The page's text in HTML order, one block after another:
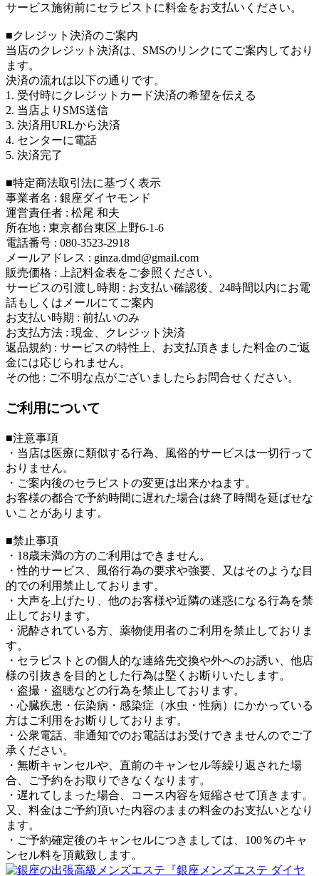
サービス施術前にセラピストに料金をお支払いください。
■クレジット決済のご案内
当店のクレジット決済は、SMSのリンクにてご案内しており
ます。
決済の流れは以下の通りです。
1. 受付時にクレジットカード決済の希望を伝える
2. 当店よりSMS送信
3. 決済用URLから決済
4. センターに電話
5. 決済完了
■特定商法取引法に基づく表示
事業者名 : 銀座ダイヤモンド
運営責任者 : 松尾 和夫
所在地 : 東京都台東区上野6-1-6
電話番号 : 080-3523-2918
メールアドレス : ginza.dmd@gmail.com
販売価格 : 上記料金表をご参照ください。
サービスの引渡し時期 : お支払い確認後、24時間以内にお電
話もしくはメールにてご案内
お支払い時期 : 前払いのみ
お支払方法 : 現金、クレジット決済
返品規約 : サービスの特性上、お支払頂きました料金のご返
金には応じられません。
その他 : ご不明な点がございましたらお問合せください。
ご利用について
■注意事項
・当店は医療に類似する行為、風俗的サービスは一切行って
おりません。
・ご案内後のセラピストの変更は出来かねます。
お客様の都合で予約時間に遅れた場合は終了時間を延ばせな
いことがあります。
■禁止事項
・18歳未満の方のご利用はできません。
・性的サービス、風俗行為の要求や強要、又はそのような目
的での利用禁止しております。
・大声を上げたり、他のお客様や近隣の迷惑になる行為を禁
止しております。
・泥酔されている方、薬物使用者のご利用を禁止しておりま
す。
・セラピストとの個人的な連絡先交換や外へのお誘い、他店
様の引抜きを目的とした行為は堅くお断りいたします。
・盗撮・盗聴などの行為を禁止しております。
・心臓疾患・伝染病・感染症（水虫・性病）にかかっている
方はご利用をお断りしております。
・公衆電話、非通知でのお電話はお受けできませんのでご了
承ください。
・無断キャンセルや、直前のキャンセル等繰り返された場
合、ご予約をお取りできなくなります。
・遅れてしまった場合、コース内容を短縮させて頂きます。
又、料金はご予約頂いた内容のままの料金のお支払いとなり
ます。
・ご予約確定後のキャンセルにつきましては、100％のキャ
ンセル料を頂戴致します。